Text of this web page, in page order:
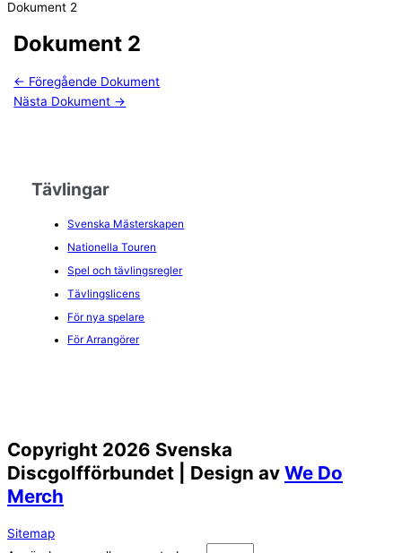
Dokument 2
Tävlingar
Svenska Mästerskapen
Nationella Touren
Spel och tävlingsregler
Tävlingslicens
För nya spelare
För Arrangörer
Dokument 2
← Föregående Dokument
Nästa Dokument →
Copyright 2026 Svenska
Discgolfförbundet | Design av We Do
Merch
Sitemap